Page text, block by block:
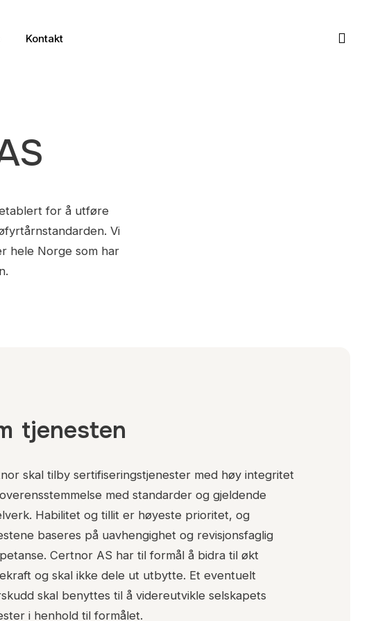
Kontakt
for å utføre
Vi
hele Norge som har
tjenesten
skal tilby sertifiseringstjenester med høy integritet
med standarder og gjeldende
Habilitet og tillit er høyeste prioritet, og
baseres på uavhengighet og revisjonsfaglig
Certnor AS har til formål å bidra til økt
og skal ikke dele ut utbytte. Et eventuelt
skal benyttes til å videreutvikle selskapets
i henhold til formålet.